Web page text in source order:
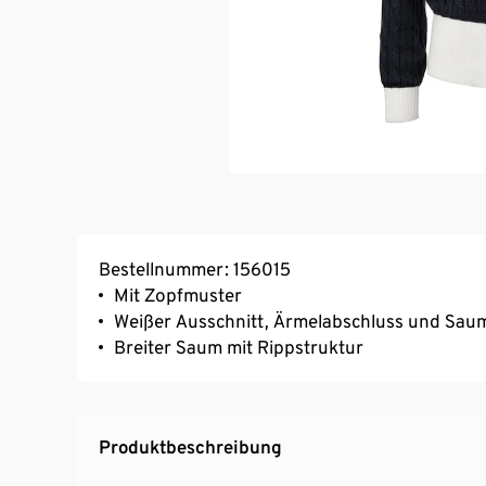
Bestellnummer: 156015
Mit Zopfmuster
Weißer Ausschnitt, Ärmelabschluss und
Breiter Saum mit Rippstruktur
Produktbeschreibung